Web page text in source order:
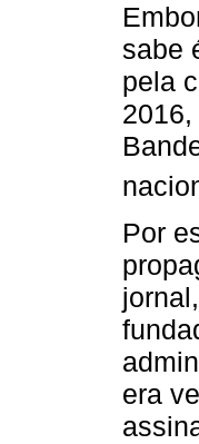
sabe
pela
Por
era